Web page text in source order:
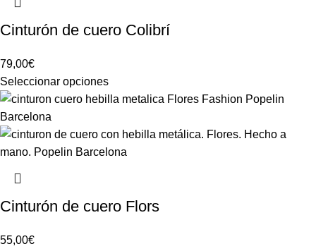
Cinturón de cuero Colibrí
79,00€
Seleccionar opciones
Cinturón de cuero Flors
55,00€